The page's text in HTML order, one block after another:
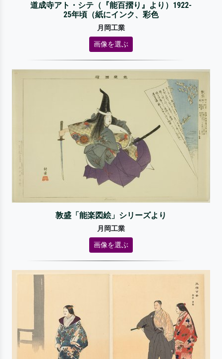
道成寺アト・シテ（『能百摺り』より）1922-
25年頃（紙にインク、彩色
月岡工業
画像を選ぶ
敦盛「能楽図絵」シリーズより
月岡工業
画像を選ぶ